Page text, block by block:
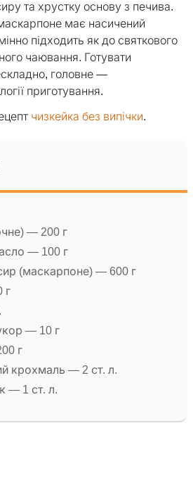
та хрустку основу з печива.
має насичений
підходить як до святкового
чаювання. Готувати
головне —
приготування.
чизкейка без випічки.
— 200 г
— 100 г
(маскарпоне) — 600 г
г
— 10 г
г
крохмаль — 2 ст. л.
— 1 ст. л.